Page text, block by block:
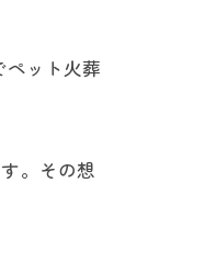
ット火葬
。その想